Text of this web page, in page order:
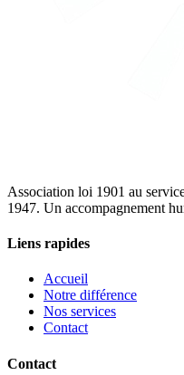
Association loi 1901 au
1947. Un accompagnement
Liens rapides
Accueil
Notre différence
Nos services
Contact
Contact